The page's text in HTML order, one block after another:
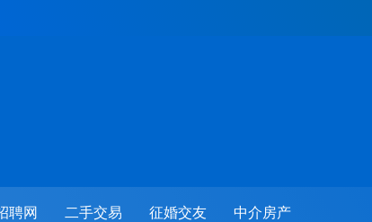
聘网 二手交易 征婚交友 中介房产